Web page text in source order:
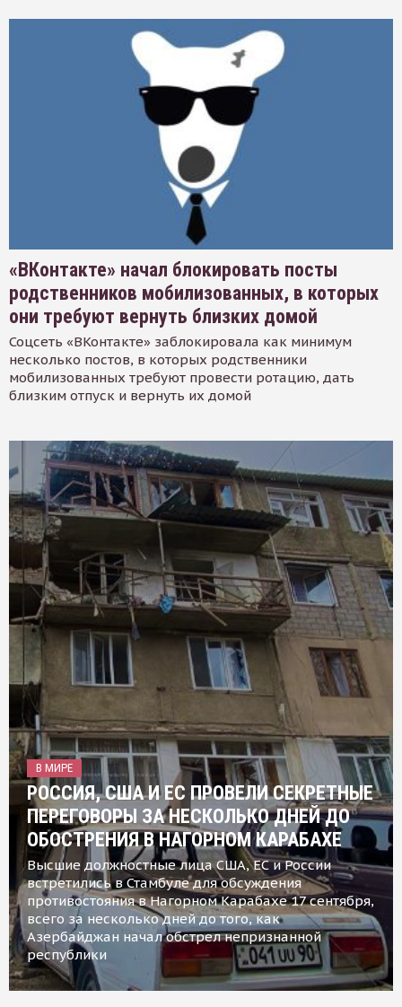
«ВКонтакте» начал блокировать посты
родственников мобилизованных, в которых
они требуют вернуть близких домой
Соцсеть «ВКонтакте» заблокировала как минимум
несколько постов, в которых родственники
мобилизованных требуют провести ротацию, дать
близким отпуск и вернуть их домой
В МИРЕ
РОССИЯ, США И ЕС ПРОВЕЛИ СЕКРЕТНЫЕ
ПЕРЕГОВОРЫ ЗА НЕСКОЛЬКО ДНЕЙ ДО
ОБОСТРЕНИЯ В НАГОРНОМ КАРАБАХЕ
Высшие должностные лица США, ЕС и России
встретились в Стамбуле для обсуждения
противостояния в Нагорном Карабахе 17 сентября,
всего за несколько дней до того, как
Азербайджан начал обстрел непризнанной
республики